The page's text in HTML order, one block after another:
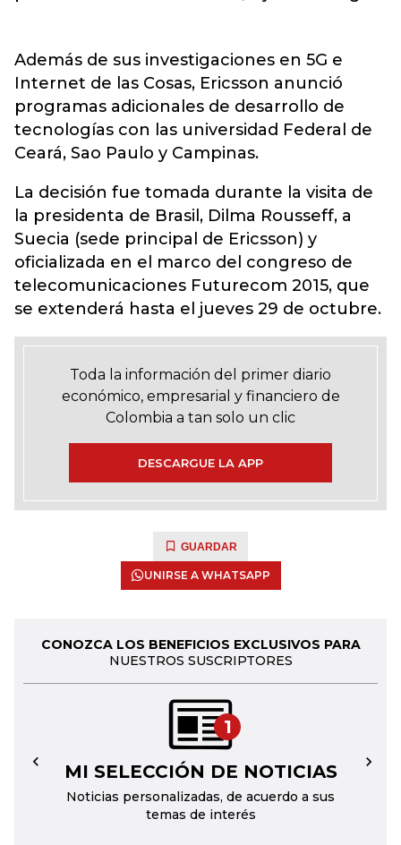
Además de sus investigaciones en 5G e
Internet de las Cosas, Ericsson anunció
programas adicionales de desarrollo de
tecnologías con las universidad Federal de
Ceará, Sao Paulo y Campinas.
La decisión fue tomada durante la visita de
la presidenta de Brasil, Dilma Rousseff, a
Suecia (sede principal de Ericsson) y
oficializada en el marco del congreso de
telecomunicaciones Futurecom 2015, que
se extenderá hasta el jueves 29 de octubre.
Toda la información del primer diario
económico, empresarial y financiero de
Colombia a tan solo un clic
DESCARGUE LA APP
GUARDAR
UNIRSE A WHATSAPP
CONOZCA LOS BENEFICIOS EXCLUSIVOS PARA
NUESTROS SUSCRIPTORES
1
MI SELECCIÓN DE NOTICIAS
Noticias personalizadas, de acuerdo a sus
temas de interés
← →